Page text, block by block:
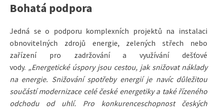
Bohatá podpora
Jedná se o podporu komplexních projektů na instalaci
obnovitelných zdrojů energie, zelených střech nebo
zařízení pro zadržování a využívání dešťové
vody. „Energetické úspory jsou cestou, jak snižovat náklady
na energie. Snižování spotřeby energií je navíc důležitou
součástí modernizace celé české energetiky a také řízeného
odchodu od uhlí. Pro konkurenceschopnost českých